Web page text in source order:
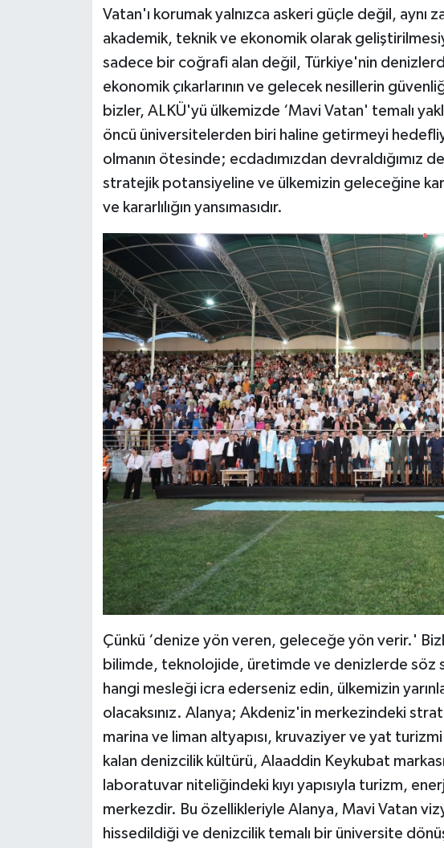
Vatan'ı korumak yalnızca askeri güçle değil, aynı
akademik, teknik ve ekonomik olarak
sadece bir coğrafi alan değil, Türkiye'nin
ekonomik çıkarlarının ve gelecek nesillerin
bizler, ALKÜ'yü ülkemizde ‘Mavi Vatan' temalı
öncü üniversitelerden biri haline getirmeyi
olmanın ötesinde; ecdadımızdan devraldığımız
stratejik potansiyeline ve ülkemizin geleceğine
ve kararlılığın yansımasıdır.
Çünkü ‘denize yön veren, geleceğe yön verir.'
bilimde, teknolojide, üretimde ve denizlerde söz
hangi mesleği icra ederseniz edin, ülkemizin
olacaksınız. Alanya; Akdeniz'in merkezindeki
marina ve liman altyapısı, kruvaziyer ve yat
kalan denizcilik kültürü, Alaaddin Keykubat
laboratuvar niteliğindeki kıyı yapısıyla turizm,
merkezdir. Bu özellikleriyle Alanya, Mavi Vatan
hissedildiği ve denizcilik temalı bir üniversite